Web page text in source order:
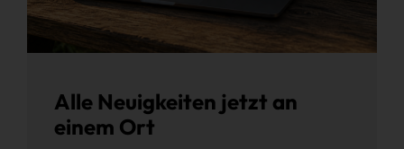
Alle Neuigkeiten jetzt an
einem Ort